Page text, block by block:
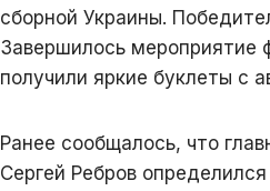
сборной Украины.
Завершилось мероприятие
получили яркие буклеты с
Ранее сообщалось, что
Сергей Ребров